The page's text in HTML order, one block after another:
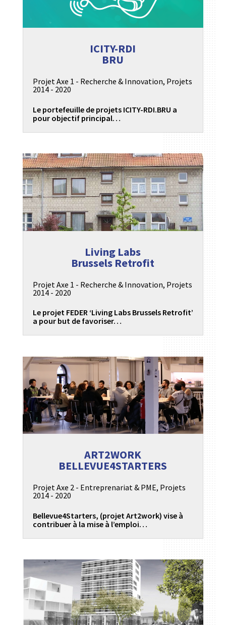
ICITY-RDI
BRU
Projet Axe 1 - Recherche & Innovation, Projets
2014 - 2020
Le portefeuille de projets ICITY-RDI.BRU a
pour objectif principal…
Living Labs
Brussels Retrofit
Projet Axe 1 - Recherche & Innovation, Projets
2014 - 2020
Le projet FEDER ‘Living Labs Brussels Retrofit’
a pour but de favoriser…
ART2WORK
BELLEVUE4STARTERS
Projet Axe 2 - Entreprenariat & PME, Projets
2014 - 2020
Bellevue4Starters, (projet Art2work) vise à
contribuer à la mise à l’emploi…